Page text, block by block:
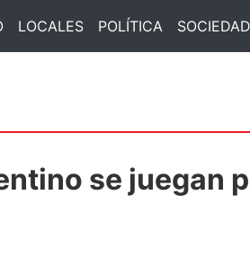
LOCALES POLÍTICA SOCIEDAD
se juegan